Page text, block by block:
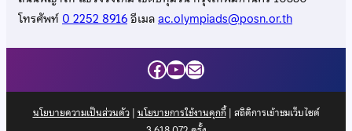
โทรศัพท์ 0 2252 8916อีเมลac.olympiads@posn.or.th
Facebook
YouTube
Mail
นโยบายความเป็นส่วนตัว| นโยบายการใช้งานคุกกี้| สถิติการเข้าชมเว็บไซต์